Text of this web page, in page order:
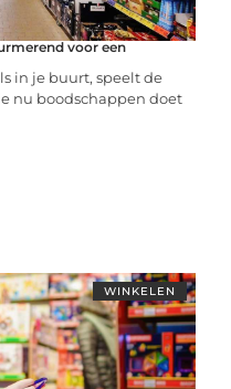
voor een
in je buurt, speelt de
nu boodschappen doet
WINKELEN